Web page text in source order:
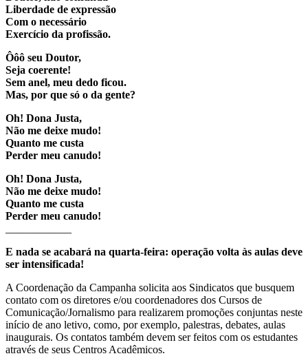
Liberdade de expressão
Com o necessário
Exercício da profissão.
Ôôô seu Doutor,
Seja coerente!
Sem anel, meu dedo ficou.
Mas, por que só o da gente?
Oh! Dona Justa,
Não me deixe mudo!
Quanto me custa
Perder meu canudo!
Oh! Dona Justa,
Não me deixe mudo!
Quanto me custa
Perder meu canudo!
E nada se acabará na quarta-feira: operação volta às aulas deve
ser intensificada!
A Coordenação da Campanha solicita aos Sindicatos que busquem
contato com os diretores e/ou coordenadores dos Cursos de
Comunicação/Jornalismo para realizarem promoções conjuntas neste
início de ano letivo, como, por exemplo, palestras, debates, aulas
inaugurais. Os contatos também devem ser feitos com os estudantes
através de seus Centros Acadêmicos.